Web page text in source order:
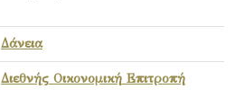
Δάνεια
Διεθνής Οικονομική Επιτροπή